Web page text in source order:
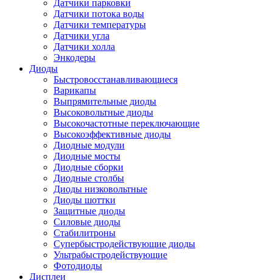
Датчики парковки
Датчики потока воды
Датчики температуры
Датчики угла
Датчики холла
Энкодеры
Диоды
Быстровосстанавливающиеся
Варикапы
Выпрямительные диоды
Высоковольтные диоды
Высокочастотные переключающие
Высокоэффективные диоды
Диодные модули
Диодные мосты
Диодные сборки
Диодные столбы
Диоды низковольтные
Диоды шоттки
Защитные диоды
Силовые диоды
Стабилитроны
Супербыстродействующие диоды
Ультрабыстродействующие
Фотодиоды
Дисплеи